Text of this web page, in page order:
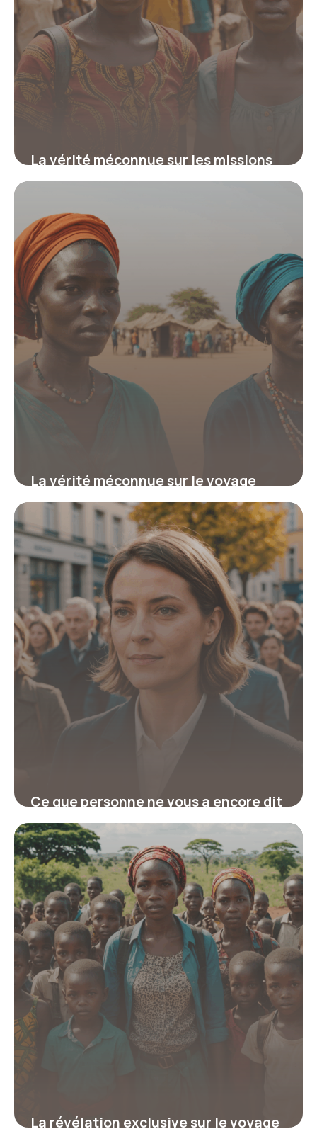
La vérité méconnue sur les missions
humanitaires en Afrique qui
19 juin 2026
La vérité méconnue sur le voyage
humanitaire au Sénégal qui
transforme votre engagement et
votre vision du monde
19 juin 2026
Ce que personne ne vous a encore dit
sur le service civique en Allemagne :
l’opportunité rare qui booste votre
carrière et votre confiance
19 juin 2026
La révélation exclusive sur le voyage